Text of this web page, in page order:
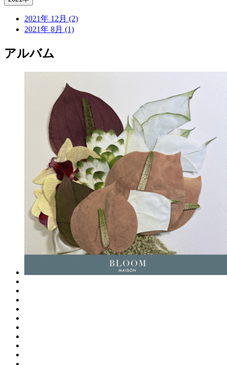
2021年 12月 (2)
2021年 8月 (1)
アルバム